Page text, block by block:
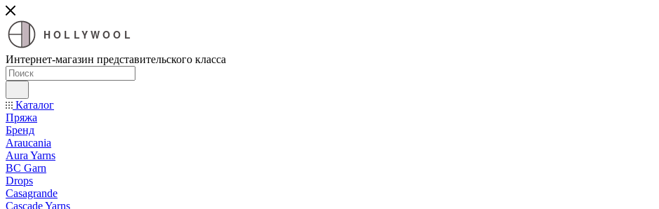
HOLLYWOOL
Интернет-магазин представительского класса
Каталог
Пряжа
Бренд
Araucania
Aura Yarns
BC Garn
Drops
Casagrande
Cascade Yarns